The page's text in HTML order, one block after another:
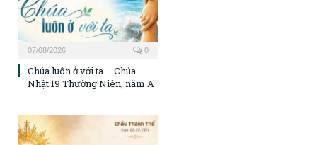
07/08/2026 0
Chúa luôn ở với ta – Chúa
Nhật 19 Thường Niên, năm A